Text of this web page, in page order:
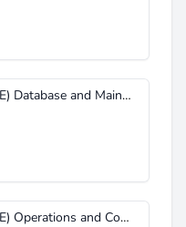
Fujitsu Omni SI (GTE) Database and Maintenence.pdf
Fujitsu Omni SI (GTE) Operations and Config.pdf